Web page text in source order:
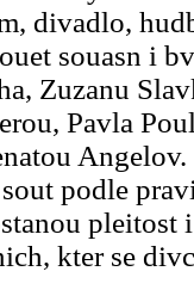
divadlo,
souasn i
Zuzanu
Pavla
sout podle
pleitost
kter se